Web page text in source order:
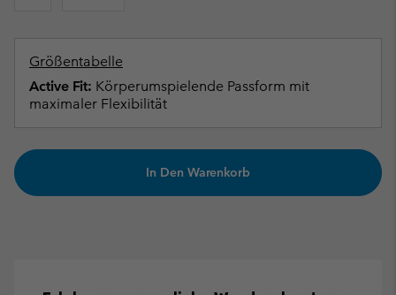
Größentabelle
Active Fit: Körperumspielende Passform mit
maximaler Flexibilität
In Den Warenkorb